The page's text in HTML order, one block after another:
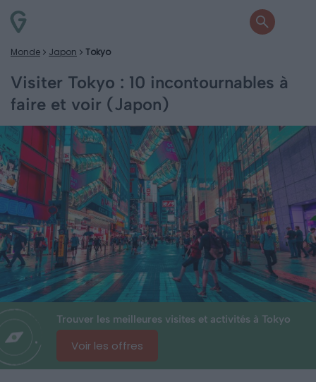
Monde Japon Tokyo
Visiter Tokyo : 10 incontournables à
faire et voir (Japon)
Trouver les meilleures visites et activités à Tokyo
Voir les offres